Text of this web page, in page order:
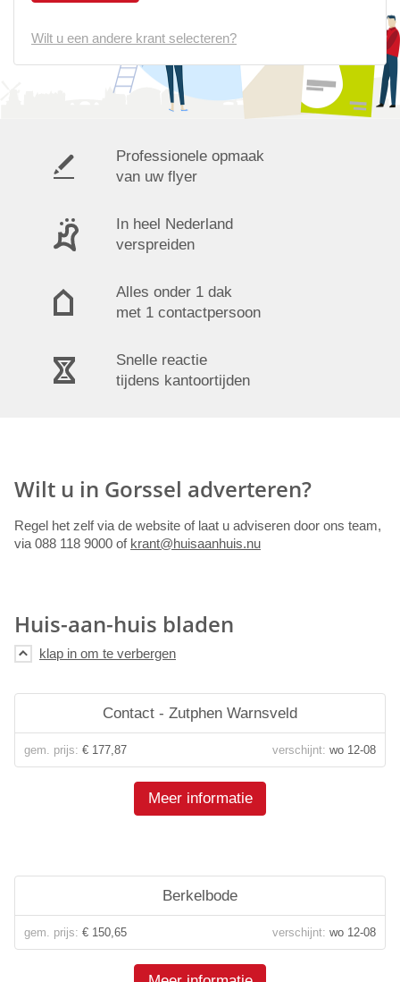
Wilt u een andere krant selecteren?
Professionele opmaak
van uw flyer
In heel Nederland
verspreiden
Alles onder 1 dak
met 1 contactpersoon
Snelle reactie
tijdens kantoortijden
Wilt u in Gorssel adverteren?
Regel het zelf via de website of laat u adviseren door ons team,
via 088 118 9000 of krant@huisaanhuis.nu
Huis-aan-huis bladen
Contact - Zutphen Warnsveld
gem. prijs: € 177,87 verschijnt: wo 12-08
Meer informatie
Berkelbode
gem. prijs: € 150,65 verschijnt: wo 12-08